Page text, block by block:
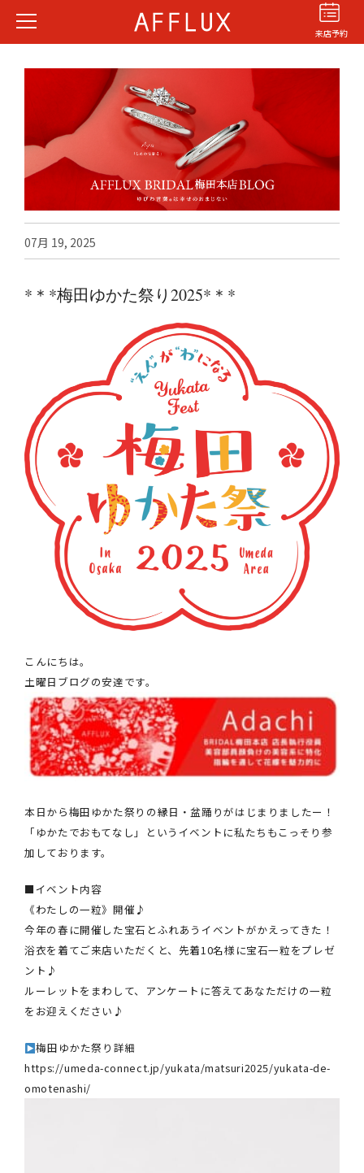
来店予約
結婚指輪
パーフェクト
商品カテゴリ
AFFLUXについて
無限大のオーダーメイド
AFFLUXダイヤモンド
サービス
お役立ち記事
フェア・ニュース
ブログ・お客様の声
カタログ請求
06-7777-7370
受付時間 11:00〜19:00/火曜日定休
07月 19, 2025
*＊*梅田ゆかた祭り2025*＊*
こんにちは。
土曜日ブログの安達です。
本日から梅田ゆかた祭りの縁日・盆踊りがはじまりましたー！
「ゆかたでおもてなし」というイベントに私たちもこっそり参
加しております。
■イベント内容
《わたしの一粒》開催♪
今年の春に開催した宝石とふれあうイベントがかえってきた！
浴衣を着てご来店いただくと、先着10名様に宝石一粒をプレゼ
ント♪
ルーレットをまわして、アンケートに答えてあなただけの一粒
をお迎えください♪
梅田ゆかた祭り詳細
https://umeda-connect.jp/yukata/matsuri2025/yukata-de-
omotenashi/